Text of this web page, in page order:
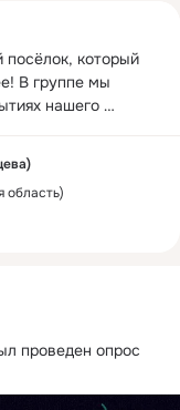
проведен опрос
который
В группе мы
нашего
область)